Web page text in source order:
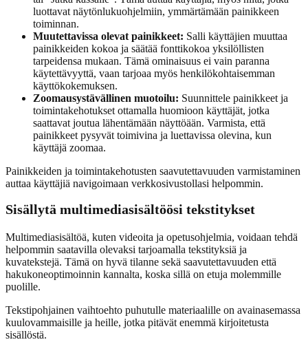
luottavat näytönlukuohjelmiin, ymmärtämään painikkeen
toiminnan.
Muutettavissa olevat painikkeet: Salli käyttäjien muuttaa
painikkeiden kokoa ja säätää fonttikokoa yksilöllisten
tarpeidensa mukaan. Tämä ominaisuus ei vain paranna
käytettävyyttä, vaan tarjoaa myös henkilökohtaisemman
käyttökokemuksen.
Zoomausystävällinen muotoilu: Suunnittele painikkeet ja
toimintakehotukset ottamalla huomioon käyttäjät, jotka
saattavat joutua lähentämään näyttöään. Varmista, että
painikkeet pysyvät toimivina ja luettavissa olevina, kun
käyttäjä zoomaa.
Painikkeiden ja toimintakehotusten saavutettavuuden varmistaminen
auttaa käyttäjiä navigoimaan verkkosivustollasi helpommin.
Sisällytä multimediasisältöösi tekstitykset
Multimediasisältöä, kuten videoita ja opetusohjelmia, voidaan tehdä
helpommin saatavilla olevaksi tarjoamalla tekstityksiä ja
kuvatekstejä. Tämä on hyvä tilanne sekä saavutettavuuden että
hakukoneoptimoinnin kannalta, koska sillä on etuja molemmille
puolille.
Tekstipohjainen vaihtoehto puhutulle materiaalille on avainasemassa
kuulovammaisille ja heille, jotka pitävät enemmä kirjoitetusta
sisällöstä.